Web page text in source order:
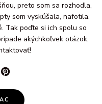
preto som sa rozhodla,
som vyskúšala, nafotila.
Tak poďte si ich spolu so
akýchkoľvek otázok,